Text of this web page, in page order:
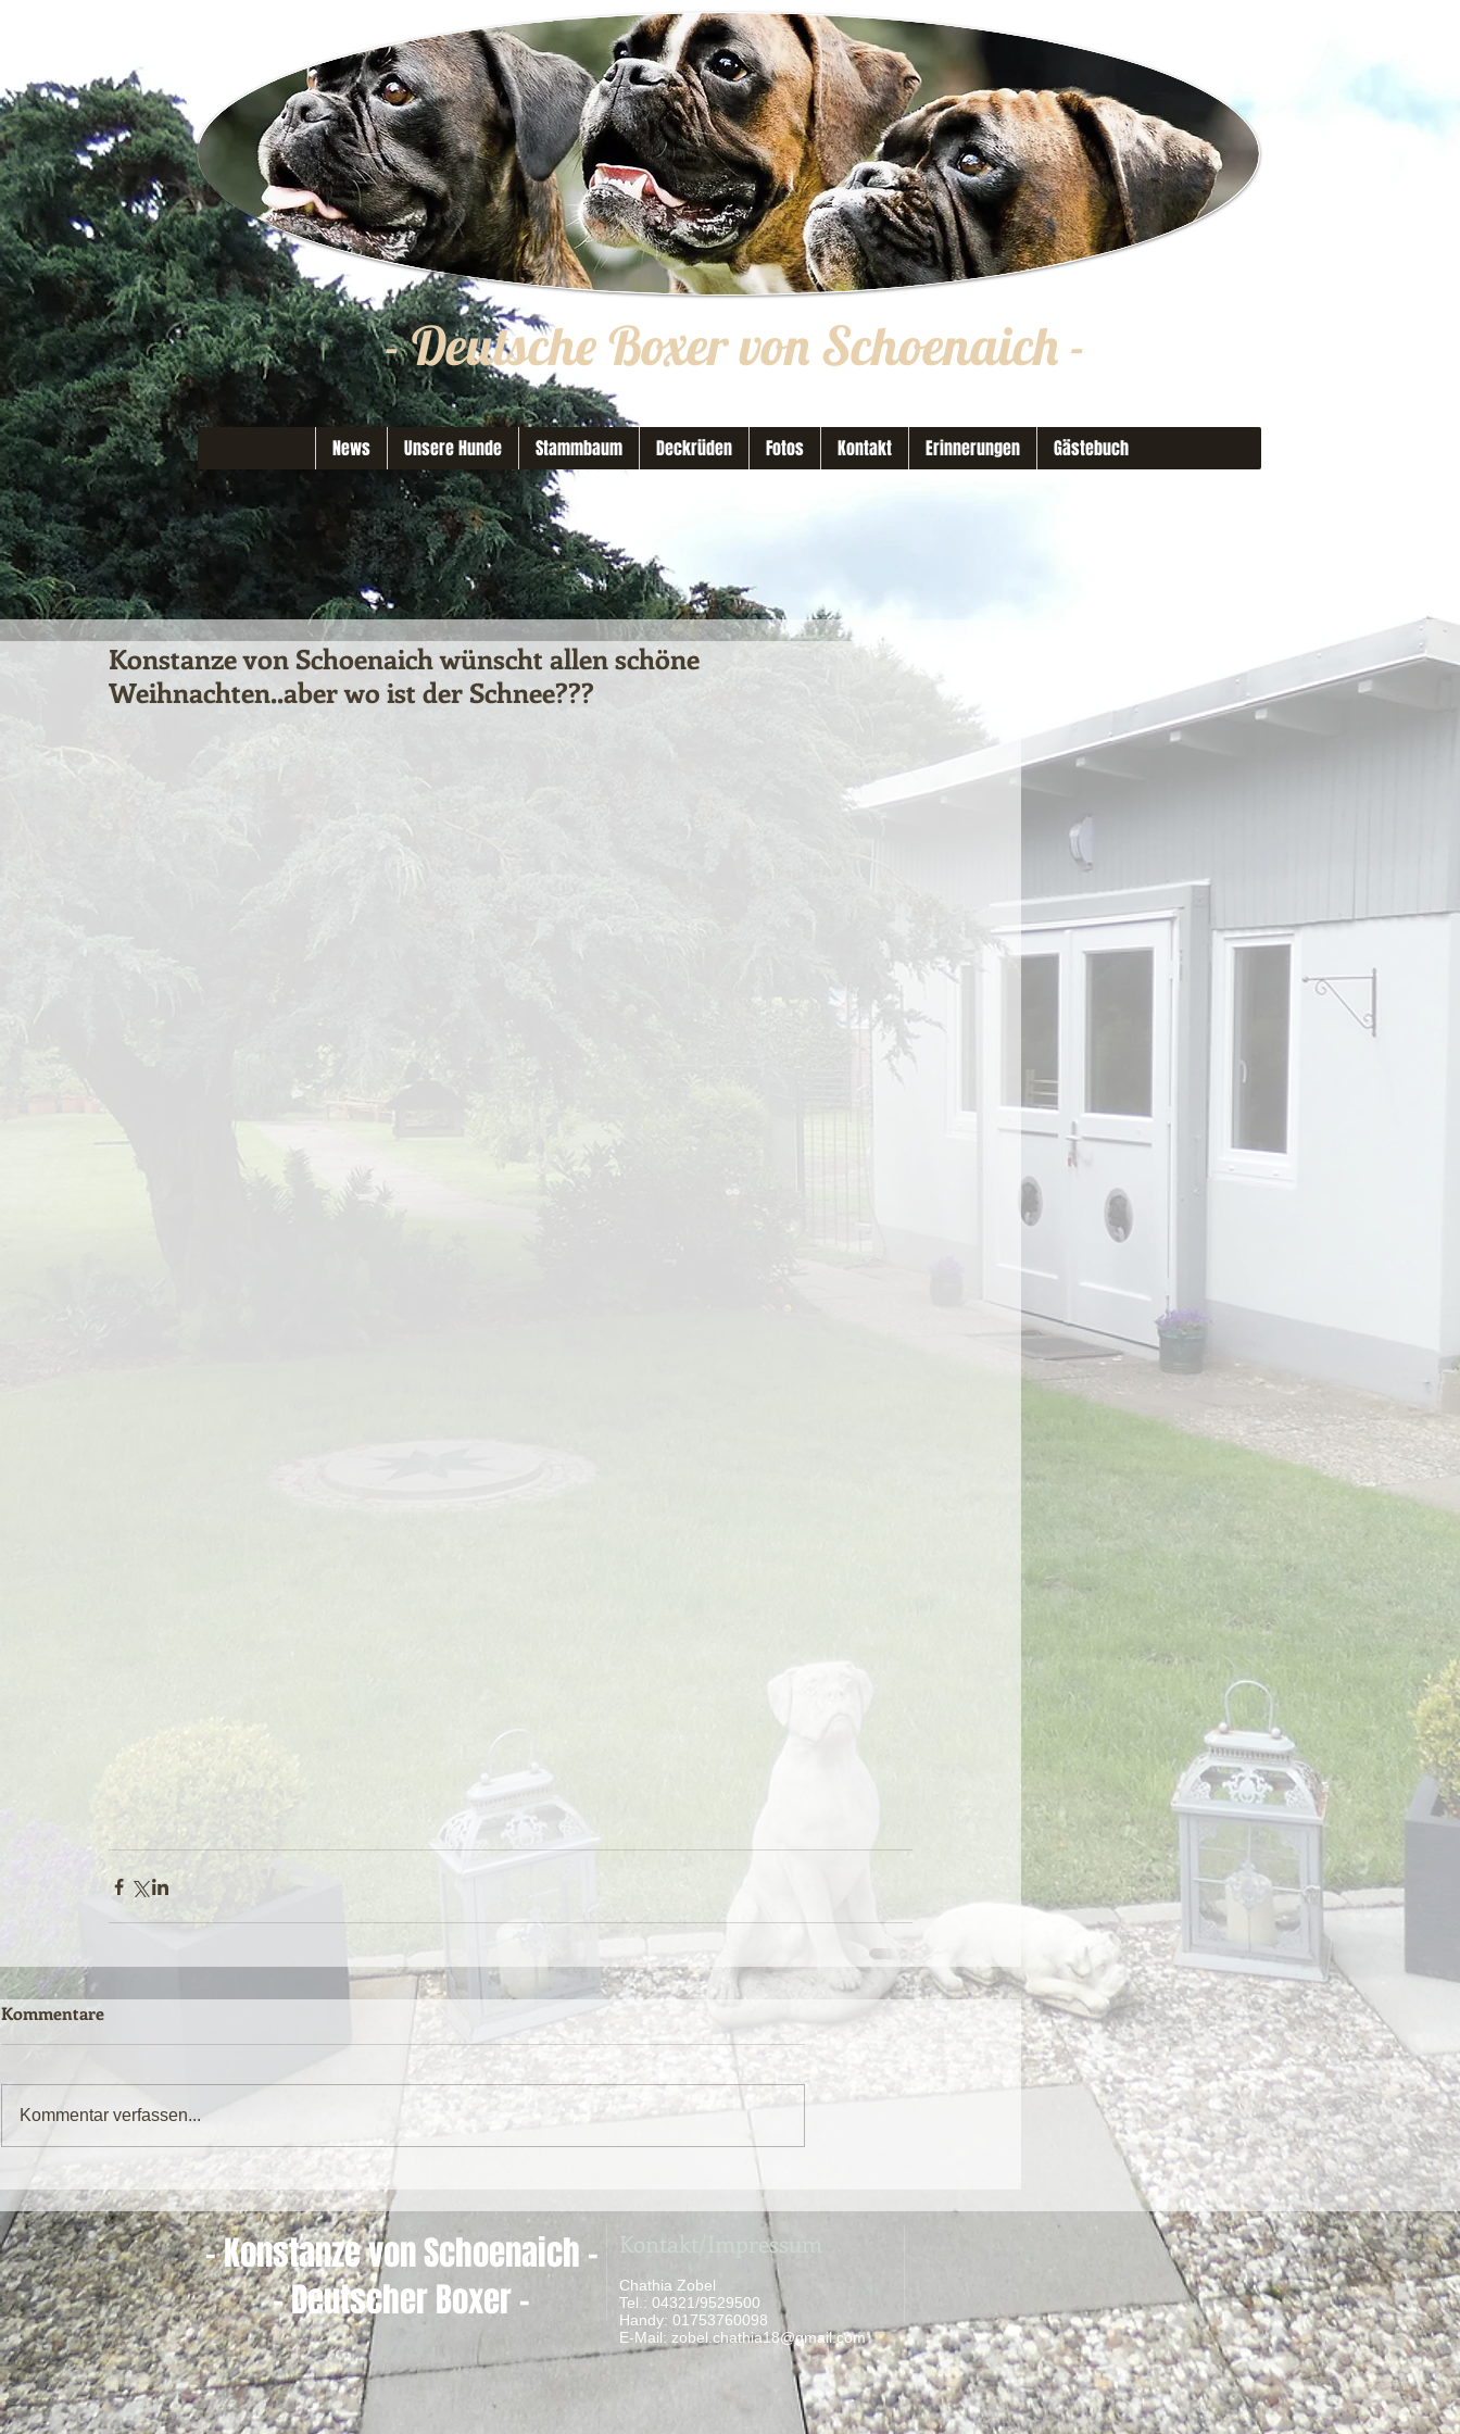
- Deutsche Boxer von Schoenaich-
News Unsere Hunde Stammbaum Deckrüden Fotos Kontakt Erinnerungen Gästebuch
Konstanze von Schoenaich wünscht allen schöne
Weihnachten..aber wo ist der Schnee???
Kommentare
Kommentar verfassen...
- Konstanze von Schoenaich -
- Deutscher Boxer -
Kontakt/Impressum
Chathia Zobel
Tel.: 04321/9529500
Handy: 01753760098
​ E-Mail: zobel.chathia18@gmail.com